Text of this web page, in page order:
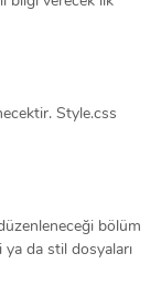
Style.css
bölüm
ya da stil dosyaları